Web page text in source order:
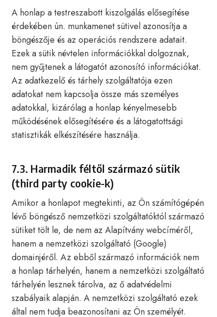
A honlap a testreszabott kiszolgálás elősegítése
érdekében ún. munkamenet sütivel azonosítja a
böngészője és az operációs rendszere adatait.
Ezek a sütik névtelen információkkal dolgoznak,
nem gyűjtenek a látogatót azonosító információkat.
Az adatkezelő és tárhely szolgáltatója ezen
adatokat nem kapcsolja össze más személyes
adatokkal, kizárólag a honlap kényelmesebb
működésének elősegítésére és a látogatottsági
statisztikák elkészítésére használja.
7.3. Harmadik féltől származó sütik
(third party cookie-k)
Amikor a honlapot megtekinti, az Ön számítógépén
lévő böngésző nemzetközi szolgáltatóktól származó
sütiket tölt le, de nem az Alapítvány webcíméről,
hanem a nemzetközi szolgáltató (Google)
domainjéről. Az ebből származó információk nem
a honlap tárhelyén, hanem a nemzetközi szolgáltató
tárhelyén lesznek tárolva, az ő adatvédelmi
szabályaik alapján. A nemzetközi szolgáltató ezek
által nem tudja beazonosítani az Ön személyét.